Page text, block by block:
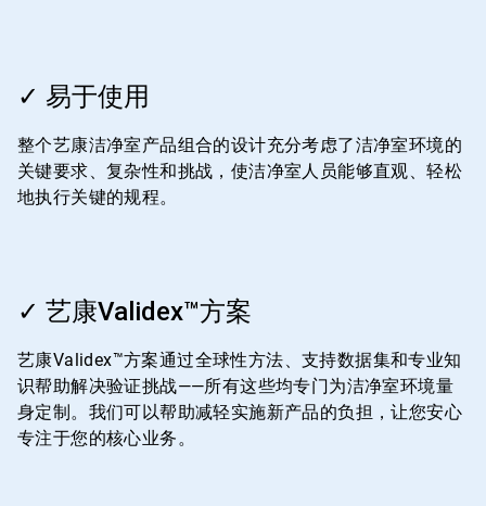
✓ 易于使用
整个艺康洁净室产品组合的设计充分考虑了洁净室环境的
关键要求、复杂性和挑战，使洁净室人员能够直观、轻松
地执行关键的规程。
✓ 艺康Validex™方案
艺康Validex™方案通过全球性方法、支持数据集和专业知
识帮助解决验证挑战——所有这些均专门为洁净室环境量
身定制。我们可以帮助减轻实施新产品的负担，让您安心
专注于您的核心业务。